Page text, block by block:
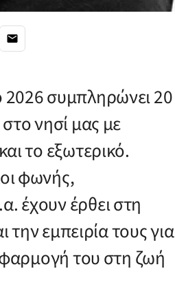
συμπληρώνει 20
νησί μας με
το εξωτερικό.
φωνής,
έχουν έρθει στη
την εμπειρία τους για
του στη ζωή